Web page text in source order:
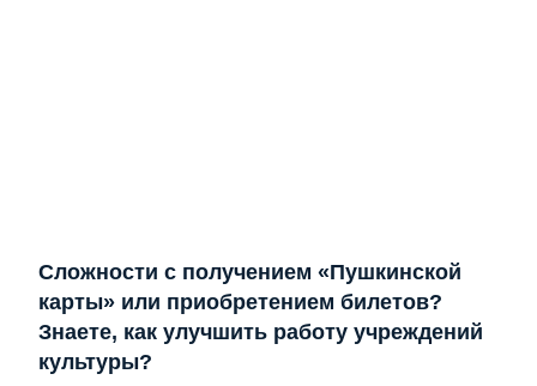
Сложности с получением «Пушкинской
карты» или приобретением билетов?
Знаете, как улучшить работу учреждений
культуры?